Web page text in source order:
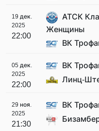
19 дек.
2025
22:00
АТСК
Женщины
ВК
05 дек.
2025
22:00
ВК
Линц-
29 ноя.
2025
21:30
ВК